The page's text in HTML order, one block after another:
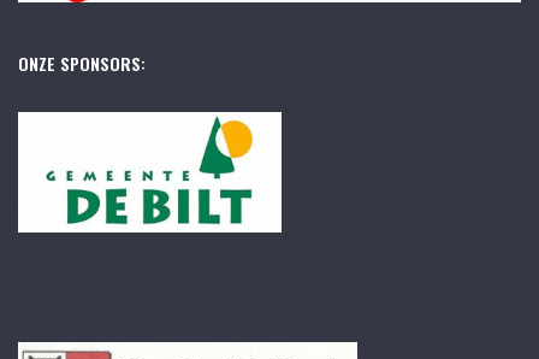
ONZE SPONSORS: